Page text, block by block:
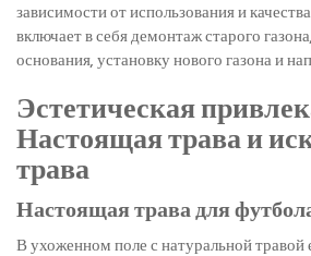
зависимости от использования и
включает в себя демонтаж старого
основания, установку нового газона и
Эстетическая
Настоящая трава и
трава
Настоящая трава для
В ухоженном поле с натуральной травой